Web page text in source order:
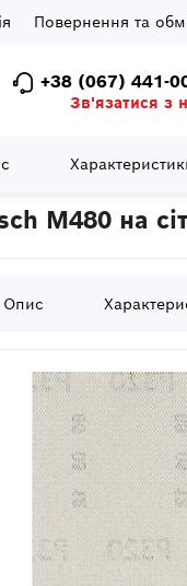
Повернення та
+38 (067) 441-
Зв'язатися з
Шліфувальні елементи
M480 на
Опис